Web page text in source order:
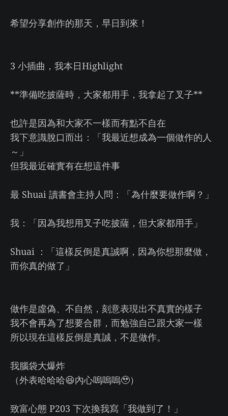
希望分享創作的那天，早日到來！
3 小插曲，我本日Highlight
**準備吃披薩時，大家都用手，我拿起了叉子**
也許是因為和大家不一樣而有點不自在
我下意識脫口而出：「我最近想成為一個做作的人
～」
但我最近確實有在想這件事
最 Shuai 讀書會主持人問：「為什麼要做作啊？」
我：「因為我想用叉子吃披薩，但大家都用手」
Shuai ：「這樣反倒是真誠啊，因為你想那麼做，
而你真的做了」
做作是虛偽、不自然，刻意表現出不真實的樣子
我不會再為了想要合群，而勉強自己跟大家一樣
所以現在這樣反倒是真誠，不是做作。
我腦袋大爆炸
（外表哈哈哈😆內心嗚嗚嗚🥹）
致富心態 P203 下次換我寫「我做到了！」